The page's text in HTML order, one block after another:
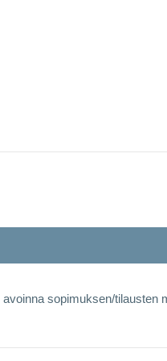
sopimuksen/tilausten